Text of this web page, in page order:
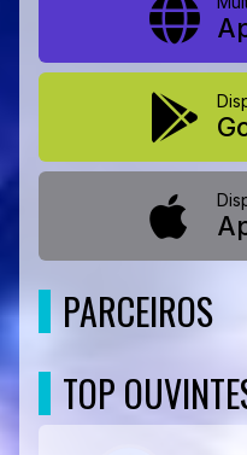
PARCEIROS
TOP